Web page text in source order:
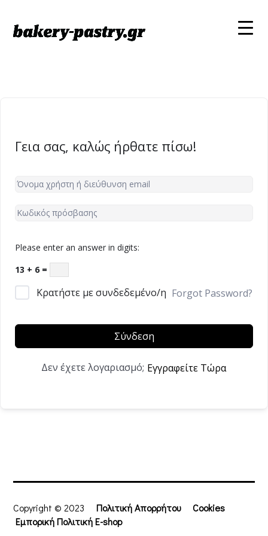
Γεια σας, καλώς ήρθατε πίσω!
Please enter an answer in digits:
13 + 6 =
Κρατήστε με συνδεδεμένο/η Forgot Password?
Σύνδεση
Δεν έχετε λογαριασμό; Εγγραφείτε Τώρα
Copyright © 2023Πολιτική Απορρήτου
Cookies
Εμπορική Πολιτική E-shop